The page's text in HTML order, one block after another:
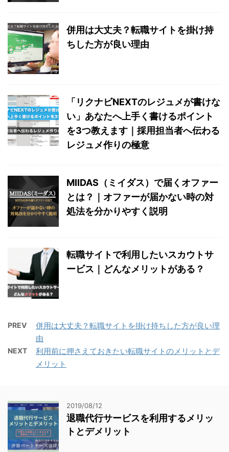
併用は大丈夫？転職サイトを掛け持
ちした方が良い理由
「リクナビNEXTのレジュメが書けな
い」あなたへ上手く書けるポイント
を3つ教えます｜採用担当者へ伝わる
レジュメ作りの極意
MIIDAS（ミイダス）で届くオファー
とは？｜オファーが届かない時の対
処法を分かりやすく説明
転職サイトで利用したいスカウトサ
ービス｜どんなメリットがある？
PREV
併用は大丈夫？転職サイトを掛け持ちした方が良い理
由
NEXT
利用前に押さえておきたい転職サイトのメリットとデ
メリット
2019/08/12
退職代行サービスを利用するメリッ
トとデメリット